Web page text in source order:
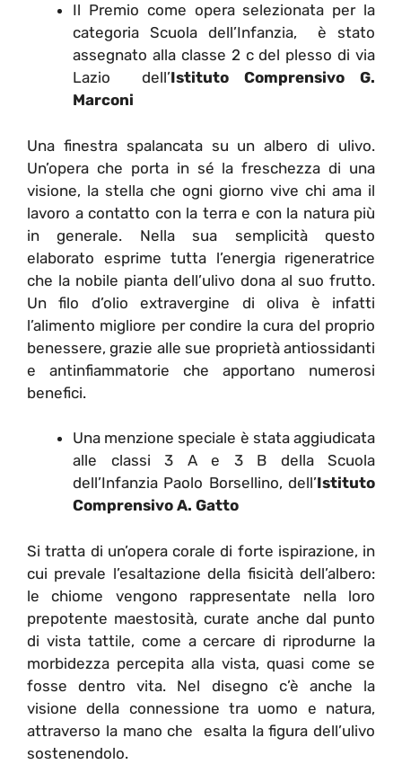
Il Premio come opera selezionata per la
categoria Scuola dell’Infanzia, è stato
assegnato alla classe 2 c del plesso di via
Lazio dell’Istituto Comprensivo G.
Marconi
Una finestra spalancata su un albero di ulivo.
Un’opera che porta in sé la freschezza di una
visione, la stella che ogni giorno vive chi ama il
lavoro a contatto con la terra e con la natura più
in generale. Nella sua semplicità questo
elaborato esprime tutta l’energia rigeneratrice
che la nobile pianta dell’ulivo dona al suo frutto.
Un filo d’olio extravergine di oliva è infatti
l’alimento migliore per condire la cura del proprio
benessere, grazie alle sue proprietà antiossidanti
e antinfiammatorie che apportano numerosi
benefici.
Una menzione speciale è stata aggiudicata
alle classi 3 A e 3 B della Scuola
dell’Infanzia Paolo Borsellino, dell’Istituto
Comprensivo A. Gatto
Si tratta di un’opera corale di forte ispirazione, in
cui prevale l’esaltazione della fisicità dell’albero:
le chiome vengono rappresentate nella loro
prepotente maestosità, curate anche dal punto
di vista tattile, come a cercare di riprodurne la
morbidezza percepita alla vista, quasi come se
fosse dentro vita. Nel disegno c’è anche la
visione della connessione tra uomo e natura,
attraverso la mano che esalta la figura dell’ulivo
sostenendolo.